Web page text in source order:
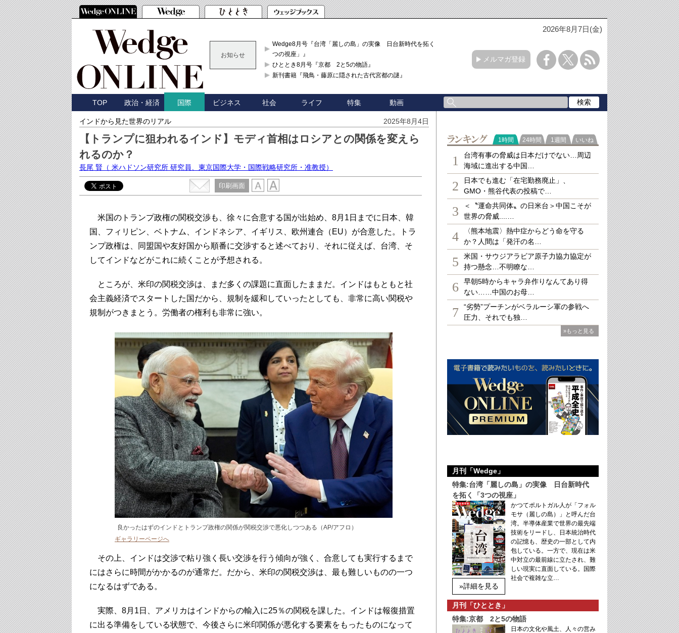
2026年8月7日(金)
お知らせ
Wedge8月号『台湾「麗しの島」の実像 日台新時代を拓く「3
つの視座」』
ひととき8月号『京都 2と5の物語』
新刊書籍『飛鳥・藤原に隠された古代宮都の謎』
メルマガ登録
TOP 政治・経済 国際 ビジネス 社会 ライフ 特集 動画
インドから見た世界のリアル 2025年8月4日
【トランプに狙われるインド】モディ首相はロシアとの関係を変えら
れるのか？
長尾 賢 （ 米ハドソン研究所 研究員、東京国際大学・国際戦略研究所・准教授）
印刷画面
米国のトランプ政権の関税交渉も、徐々に合意する国が出始め、8月1日までに日本、韓
国、フィリピン、ベトナム、インドネシア、イギリス、欧州連合（EU）が合意した。トラ
ンプ政権は、同盟国や友好国から順番に交渉すると述べており、それに従えば、台湾、そ
してインドなどがこれに続くことが予想される。
ところが、米印の関税交渉は、まだ多くの課題に直面したままだ。インドはもともと社
会主義経済でスタートした国だから、規制を緩和していったとしても、非常に高い関税や
規制がつきまとう。労働者の権利も非常に強い。
良かったはずのインドとトランプ政権の関係が関税交渉で悪化しつつある（AP/アフロ）
ギャラリーページへ
その上、インドは交渉で粘り強く長い交渉を行う傾向が強く、合意しても実行するまで
にはさらに時間がかかるのが通常だ。だから、米印の関税交渉は、最も難しいものの一つ
になるはずである。
実際、8月1日、アメリカはインドからの輸入に25％の関税を課した。インドは報復措置
に出る準備をしている状態で、今後さらに米印関係が悪化する要素をもったものになって
ランキング
1時間 24時間 1週間 いいね
1
台湾有事の脅威は日本だけでない…周辺
海域に進出する中国…
2
日本でも進む「在宅勤務廃止」、
GMO・熊谷代表の投稿で…
3
＜〝運命共同体〟の日米台＞中国こそが
世界の脅威....…
4
〈熊本地震〉熱中症からどう命を守る
か？人間は「発汗の名…
5
米国・サウジアラビア原子力協力協定が
持つ懸念…不明瞭な…
6
早朝5時からキャラ弁作りなんてあり得
ない……中国のお母…
7
“劣勢”プーチンがベラルーシ軍の参戦へ
圧力、それでも独…
»もっと見る
月刊「Wedge」
特集:台湾「麗しの島」の実像 日台新時代
を拓く「3つの視座」
»詳細を見る
かつてポルトガル人が「フォル
モサ（麗しの島）」と呼んだ台
湾。半導体産業で世界の最先端
技術をリードし、日本統治時代
の記憶も、歴史の一部として内
包している。一方で、現在は米
中対立の最前線に立たされ、難
しい現実に直面している。国際
社会で複雑な立…
月刊「ひととき」
特集:京都 2と5の物語
日本の文化や風土、人々の営み